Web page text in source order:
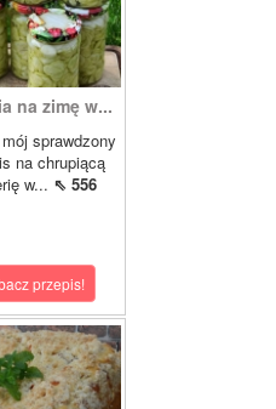
na zimę w...
sprawdzony
na chrupiącą
w... ⇖ 556
przepis!